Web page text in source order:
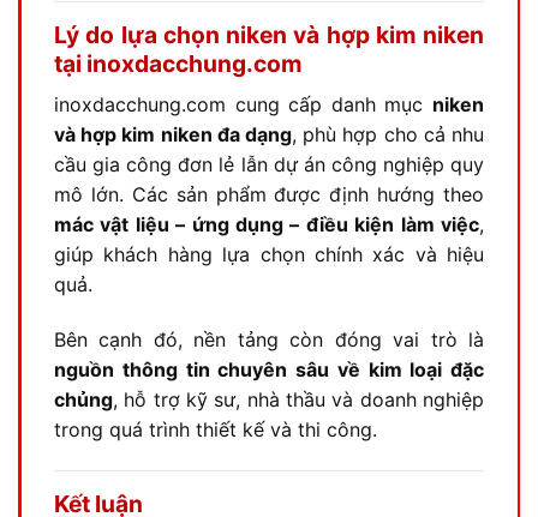
Lý do lựa chọn niken và hợp kim niken
tại inoxdacchung.com
inoxdacchung.com cung cấp danh mục niken
và hợp kim niken đa dạng, phù hợp cho cả nhu
cầu gia công đơn lẻ lẫn dự án công nghiệp quy
mô lớn. Các sản phẩm được định hướng theo
mác vật liệu – ứng dụng – điều kiện làm việc,
giúp khách hàng lựa chọn chính xác và hiệu
quả.
Bên cạnh đó, nền tảng còn đóng vai trò là
nguồn thông tin chuyên sâu về kim loại đặc
chủng, hỗ trợ kỹ sư, nhà thầu và doanh nghiệp
trong quá trình thiết kế và thi công.
Kết luận